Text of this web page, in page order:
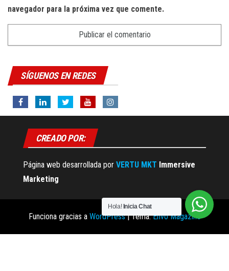
navegador para la próxima vez que comente.
SÍGUENOS EN REDES
CREADO POR:
Página web desarrollada por VERTU MKT Immersive
Marketing
Funciona gracias a WordPress |Tema:Envo Magazine
Hola! Inicia Chat